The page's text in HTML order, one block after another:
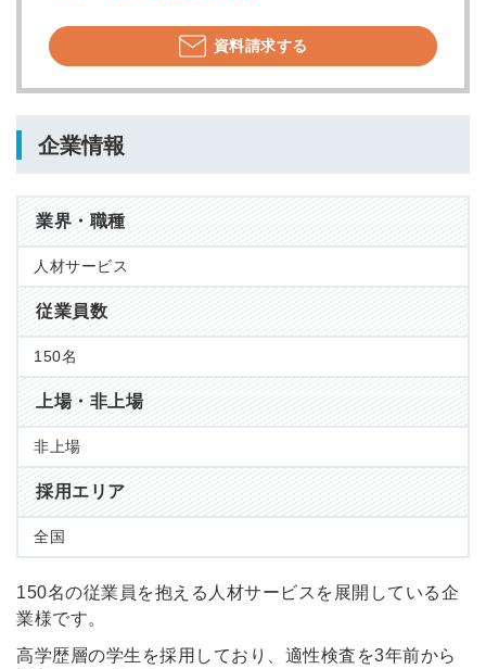
資料請求する
企業情報
業界・職種
人材サービス
従業員数
150名
上場・非上場
非上場
採用エリア
全国
150名の従業員を抱える人材サービスを展開している企
業様です。
高学歴層の学生を採用しており、適性検査を3年前から